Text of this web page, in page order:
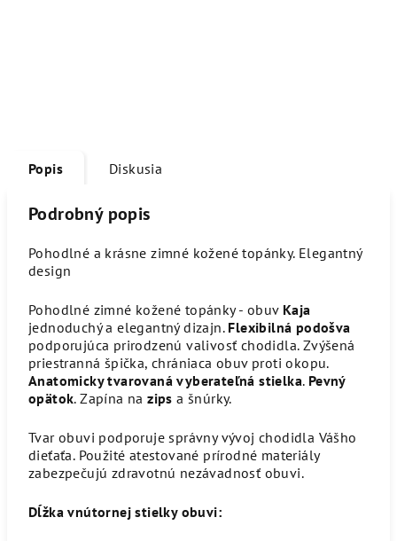
Popis Diskusia
Podrobný popis
Pohodlné a krásne zimné kožené topánky. Elegantný
design
Pohodlné zimné kožené topánky - obuv Kaja
jednoduchý a elegantný dizajn. Flexibilná podošva
podporujúca prirodzenú valivosť chodidla. Zvýšená
priestranná špička, chrániaca obuv proti okopu.
Anatomicky tvarovaná vyberateľná stielka. Pevný
opätok. Zapína nazips a šnúrky.
Tvar obuvi podporuje správny vývoj chodidla Vášho
dieťaťa. Použité atestované prírodné materiály
zabezpečujú zdravotnú nezávadnosť obuvi.
Dĺžka vnútornej stielky obuvi: